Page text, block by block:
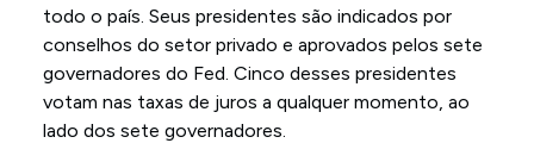
todo o país. Seus presidentes são indicados por
conselhos do setor privado e aprovados pelos sete
governadores do Fed. Cinco desses presidentes
votam nas taxas de juros a qualquer momento, ao
lado dos sete governadores.